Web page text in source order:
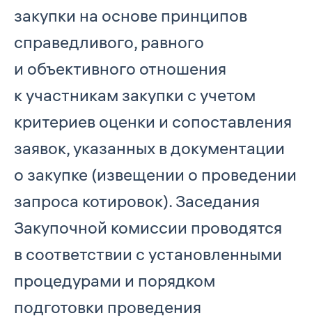
закупки на основе принципов
справедливого, равного
и объективного отношения
к участникам закупки с учетом
критериев оценки и сопоставления
заявок, указанных в документации
о закупке (извещении о проведении
запроса котировок). Заседания
Закупочной комиссии проводятся
в соответствии с установленными
процедурами и порядком
подготовки проведения